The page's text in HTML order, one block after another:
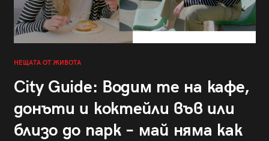
НЕЩАТА ОТ ЖИВОТА
City Guide: Водим те на кафе,
донъти и коктейли във или
близо до парк – май няма как